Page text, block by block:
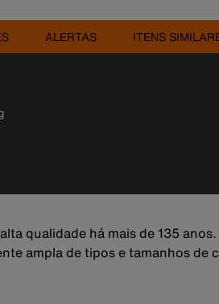
ALERTAS ITENS
qualidade há mais de 135
ampla de tipos e tamanhos de